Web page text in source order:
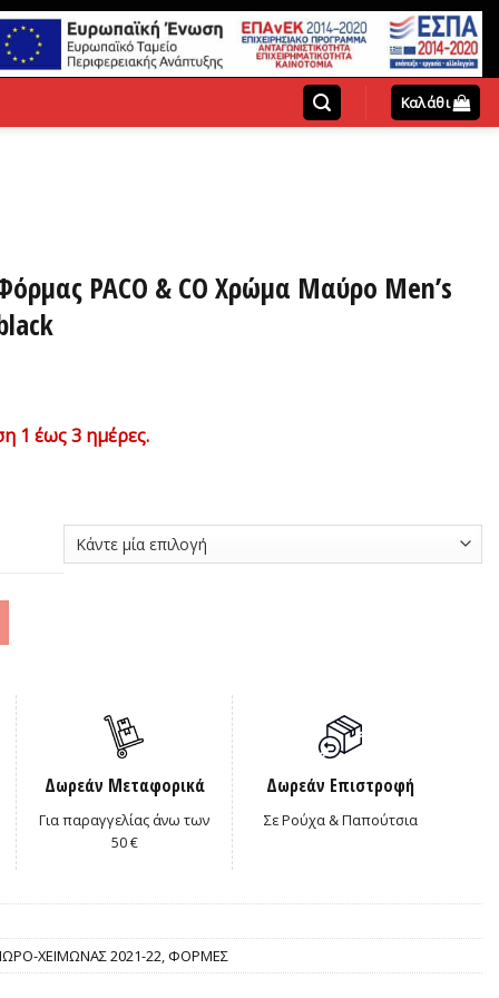
Καλάθι
PACO & CO Χρώμα Μαύρο Men’s
1 έως 3 ημέρες.
Δωρεάν Μεταφορικά
Για παραγγελίας άνω των
50 €
Δωρεάν Επιστροφή
Σε Ρούχα & Παπούτσια
ΧΕΙΜΩΝΑΣ 2021-22, ΦΟΡΜΕΣ